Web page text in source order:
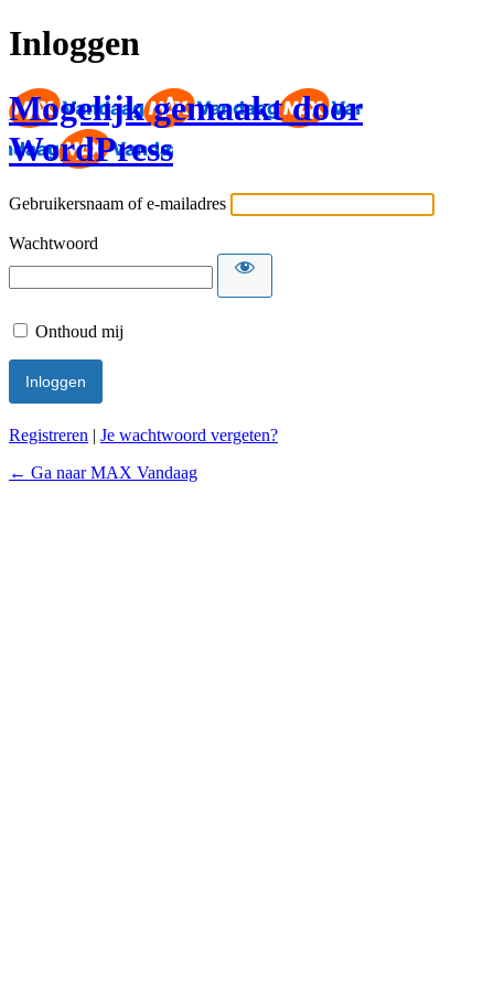
Inloggen
Mogelijk gemaakt door
WordPress
Gebruikersnaam of e-mailadres
Wachtwoord
Onthoud mij
Registreren | Je wachtwoord vergeten?
← Ga naar MAX Vandaag